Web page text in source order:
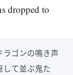
dropped to
ラゴンの鳴き声
して並ぶ鬼た